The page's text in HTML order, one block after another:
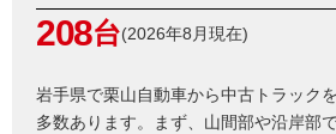
208台(2026年8月現在)
岩手県で栗山自動車から中古トラック
多数あります。まず、山間部や沿岸部